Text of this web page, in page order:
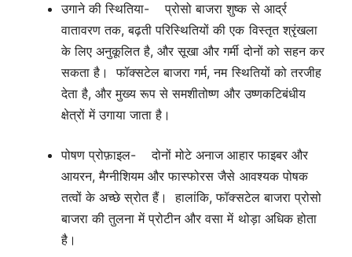
उगाने की स्थितिया- प्रोसो बाजरा शुष्क से आर्द्र
वातावरण तक, बढ़ती परिस्थितियों की एक विस्तृत श्रृंखला
के लिए अनुकूलित है, और सूखा और गर्मी दोनों को सहन कर
सकता है। फॉक्सटेल बाजरा गर्म, नम स्थितियों को तरजीह
देता है, और मुख्य रूप से समशीतोष्ण और उष्णकटिबंधीय
क्षेत्रों में उगाया जाता है।
पोषण प्रोफ़ाइल- दोनों मोटे अनाज आहार फाइबर और
आयरन, मैग्नीशियम और फास्फोरस जैसे आवश्यक पोषक
तत्वों के अच्छे स्रोत हैं। हालांकि, फॉक्सटेल बाजरा प्रोसो
बाजरा की तुलना में प्रोटीन और वसा में थोड़ा अधिक होता
है।